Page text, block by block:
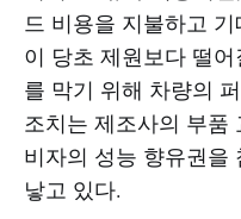
드 비용을 지불하고
이 당초 제원보다 떨
를 막기 위해 차량의
조치는 제조사의 부품
비자의 성능 향유권을
낳고 있다.